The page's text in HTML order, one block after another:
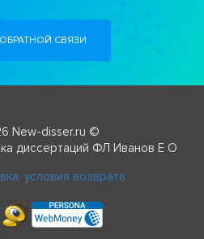
СВЯЗИ
New-disser.ru ©
диссертаций ФЛ Иванов Е О
условия возврата